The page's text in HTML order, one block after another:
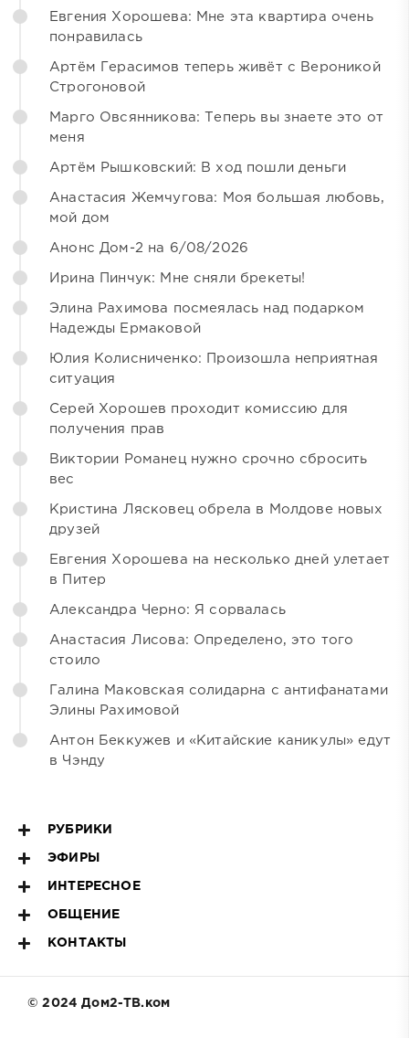
Евгения Хорошева: Мне эта квартира очень
понравилась
Артём Герасимов теперь живёт с Вероникой
Строгоновой
Марго Овсянникова: Теперь вы знаете это от
меня
Артём Рышковский: В ход пошли деньги
Анастасия Жемчугова: Моя большая любовь,
мой дом
Анонс Дом-2 на 6/08/2026
Ирина Пинчук: Мне сняли брекеты!
Элина Рахимова посмеялась над подарком
Надежды Ермаковой
Юлия Колисниченко: Произошла неприятная
ситуация
Серей Хорошев проходит комиссию для
получения прав
Виктории Романец нужно срочно сбросить
вес
Кристина Лясковец обрела в Молдове новых
друзей
Евгения Хорошева на несколько дней улетает
в Питер
Александра Черно: Я сорвалась
Анастасия Лисова: Определено, это того
стоило
Галина Маковская солидарна с антифанатами
Элины Рахимовой
Антон Беккужев и «Китайские каникулы» едут
в Чэнду
РУБРИКИ
ЭФИРЫ
ИНТЕРЕСНОЕ
ОБЩЕНИЕ
КОНТАКТЫ
© 2024 Дом2-ТВ.ком